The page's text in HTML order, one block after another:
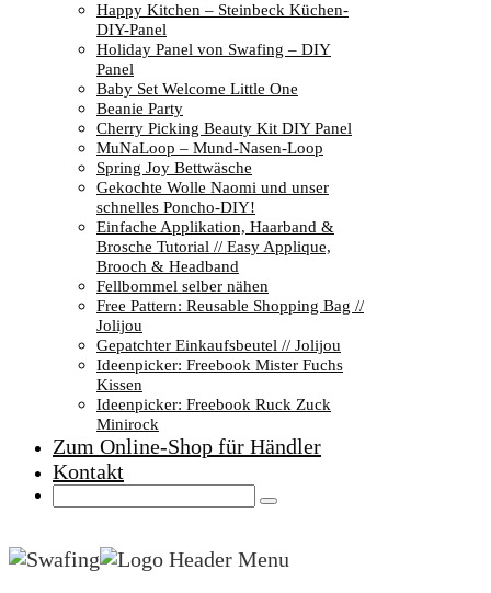
Happy Kitchen – Steinbeck Küchen-
DIY-Panel
Holiday Panel von Swafing – DIY
Panel
Baby Set Welcome Little One
Beanie Party
Cherry Picking Beauty Kit DIY Panel
MuNaLoop – Mund-Nasen-Loop
Spring Joy Bettwäsche
Gekochte Wolle Naomi und unser
schnelles Poncho-DIY!
Einfache Applikation, Haarband &
Brosche Tutorial // Easy Applique,
Brooch & Headband
Fellbommel selber nähen
Free Pattern: Reusable Shopping Bag //
Jolijou
Gepatchter Einkaufsbeutel // Jolijou
Ideenpicker: Freebook Mister Fuchs
Kissen
Ideenpicker: Freebook Ruck Zuck
Minirock
Zum Online-Shop für Händler
Kontakt